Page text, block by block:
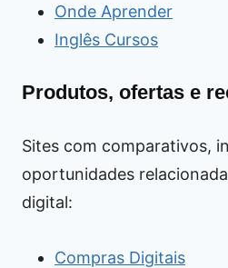
Onde Aprender
Inglês Cursos
Produtos, ofertas e
Sites com comparativos,
oportunidades
digital:
Compras Digitais